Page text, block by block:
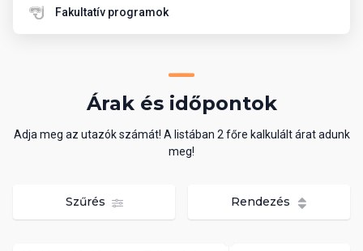
Fakultatív programok
Árak és időpontok
Adja meg az utazók számát! A listában 2 főre kalkulált árat adunk
meg!
Szűrés Rendezés